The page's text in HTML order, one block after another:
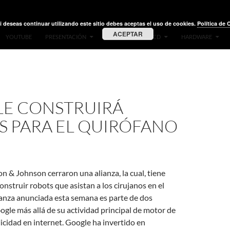
YOUTUBE PRESENTACIÓN VIDEOS LIVE CD HARDWARE
CONSTRUIRÁ
PARA EL QUIRÓFANO
& Johnson cerraron una alianza, la cual, tiene
robots que asistan a los cirujanos en el
anunciada esta semana es parte de dos
más allá de su actividad principal de motor de
en internet. Google ha invertido en
deseas continuar utilizando este sitio debes aceptas el uso de cookies. Política de
ACEPTAR